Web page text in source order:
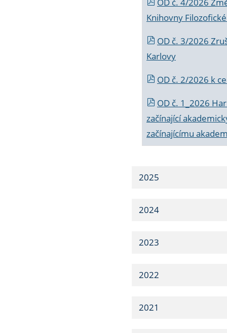
Knihovny
OD č. 3/2026
Karlovy
OD č. 2/2026 k
OD č. 1_2026
začínající
začínajícímu
2025
2024
2023
2022
2021